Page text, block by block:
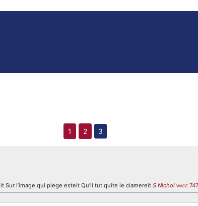
1 2 3
Sur l’image qui plege esteit Qu’il tut quite le clamereit S Nichol WACE 747